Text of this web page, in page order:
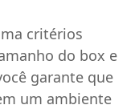
critérios
do box e
garante que
um ambiente